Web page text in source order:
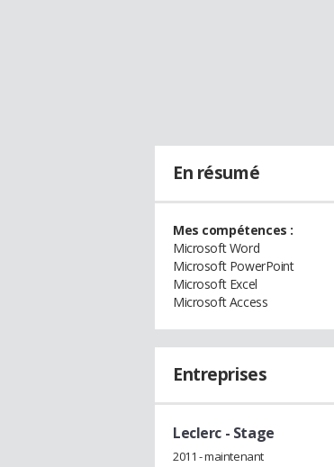
En résumé
Mes compétences :
Microsoft Word
Microsoft PowerPoint
Microsoft Excel
Microsoft Access
Entreprises
Leclerc - Stage
2011 - maintenant